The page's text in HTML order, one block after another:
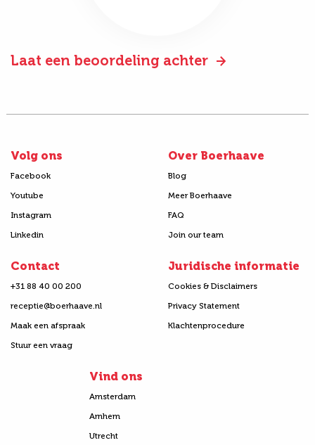
Laat een beoordeling achter
Volg ons
Facebook
Youtube
Instagram
Linkedin
Over Boerhaave
Blog
Meer Boerhaave
FAQ
Join our team
Contact
+31 88 40 00 200
receptie@boerhaave.nl
Maak een afspraak
Stuur een vraag
Juridische informatie
Cookies & Disclaimers
Privacy Statement
Klachtenprocedure
Vind ons
Amsterdam
Arnhem
Utrecht